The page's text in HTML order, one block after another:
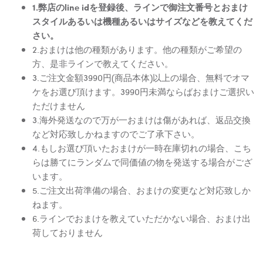
1.弊店のline idを登録後、ラインで御注文番号とおまけ
スタイルあるいは機種あるいはサイズなどを教えてくだ
さい。
2.おまけは他の種類があります。他の種類がご希望の
方、是非ラインで教えてください。
3.ご注文金額3990円(商品本体)以上の場合、無料でオマ
ケをお選び頂けます。3990円未満ならばおまけご選択い
ただけません
3.海外発送なので万が一おまけは傷があれば、返品交換
など対応致しかねますのでご了承下さい。
4.もしお選び頂いたおまけが一時在庫切れの場合、こち
らは勝てにランダムで同価値の物を発送する場合がござ
います。
5.ご注文出荷準備の場合、おまけの変更など対応致しか
ねます。
6.ラインでおまけを教えていただかない場合、おまけ出
荷しておりません